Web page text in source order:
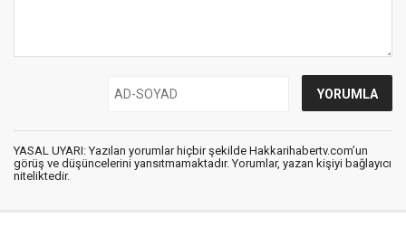
YASAL UYARI: Yazılan yorumlar hiçbir şekilde Hakkarihabertv.com’un
görüş ve düşüncelerini yansıtmamaktadır. Yorumlar, yazan kişiyi bağlayıcı
niteliktedir.